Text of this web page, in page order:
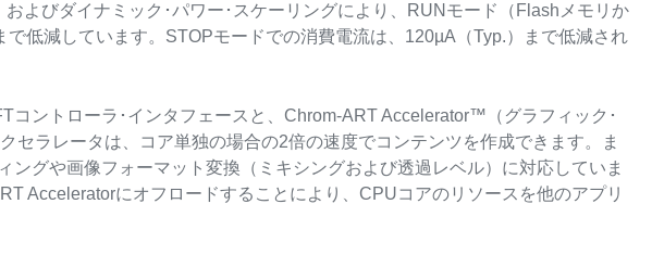
よびダイナミック･パワー･スケーリングにより、RUNモード（Flashメモリか
低減しています。STOPモードでの消費電流は、120µA（Typ.）まで低減され
コントローラ･インタフェースと、Chrom‑ART Accelerator™（グラフィック･
セラレータは、コア単独の場合の2倍の速度でコンテンツを作成できます。ま
グや画像フォーマット変換（ミキシングおよび透過レベル）に対応していま
Acceleratorにオフロードすることにより、CPUコアのリソースを他のアプリ